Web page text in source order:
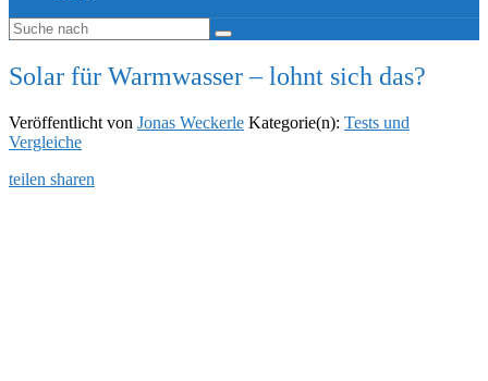
Solar für Warmwasser – lohnt sich das?
Veröffentlicht von Jonas Weckerle Kategorie(n): Tests und
Vergleiche
teilen sharen